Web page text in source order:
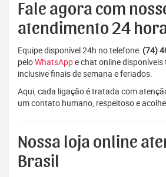
Fale agora com
atendimento 24
Equipe disponível 24h no telefone: (74)
peloWhatsAppe chat online disponíveis
inclusive finais de semana e feriados.
Aqui, cada ligação é tratada com
um contato humano, respeitoso e
Nossa loja online
Brasil